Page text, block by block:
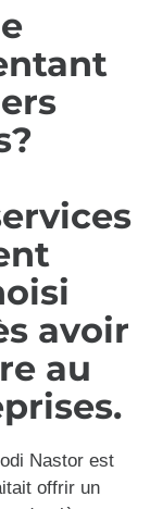
avoir
au
Nastor est
offrir un